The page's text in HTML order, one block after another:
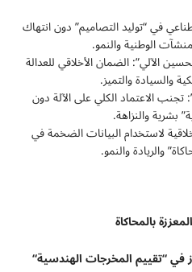
في “توليد التصاميم” دون انتهاك
الوطنية والنمو.
الآلي”: الضمان الأخلاقي للعدالة
والسيادة والتميز.
تجنب الاعتماد الكلي على الآلة دون
بشرية والنزاهة.
لاستخدام البيانات الضخمة في
والريادة والنمو.
بالمحاكاة
في “تقييم المخرجات الهندسية“